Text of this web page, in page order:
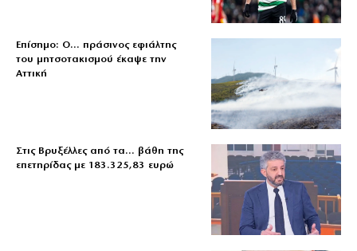
Επίσημο: Ο… πράσινος εφιάλτης
του μητσοτακισμού έκαψε την
Αττική
Στις Βρυξέλλες από τα… βάθη της
επετηρίδας με 183.325,83 ευρώ